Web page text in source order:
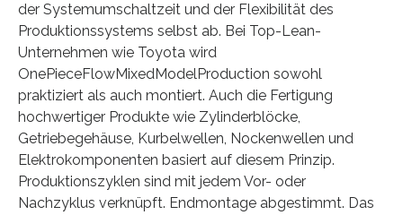
der Systemumschaltzeit und der Flexibilität des
Produktionssystems selbst ab. Bei Top-Lean-
Unternehmen wie Toyota wird
OnePieceFlowMixedModelProduction sowohl
praktiziert als auch montiert. Auch die Fertigung
hochwertiger Produkte wie Zylinderblöcke,
Getriebegehäuse, Kurbelwellen, Nockenwellen und
Elektrokomponenten basiert auf diesem Prinzip.
Produktionszyklen sind mit jedem Vor- oder
Nachzyklus verknüpft. Endmontage abgestimmt. Das